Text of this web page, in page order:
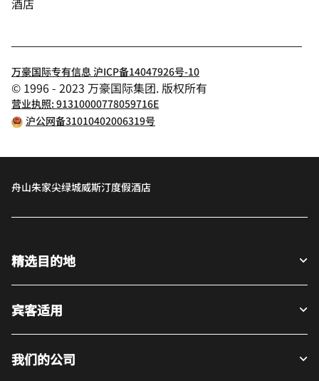
酒店
万豪国际专有信息 沪ICP备14047926号-10
© 1996 - 2023 万豪国际集团. 版权所有
营业执照: 91310000778059716E
沪公网备31010402006319号
舟山朱家尖绿城威斯汀度假酒店
精选目的地
宾客适用
我们的公司